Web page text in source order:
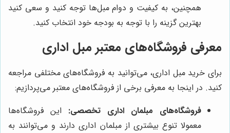
همچنین، به کیفیت و دوام مبل‌ها توجه کنید و سعی کنید
بهترین گزینه را با توجه به بودجه خود انتخاب کنید.
معرفی فروشگاه‌های معتبر مبل اداری
برای خرید مبل اداری، می‌توانید به فروشگاه‌های مختلفی مراجعه
کنید. در اینجا به معرفی برخی از فروشگاه‌های معتبر می‌پردازیم:
فروشگاه‌های مبلمان اداری تخصصی: این فروشگاه‌ها
معمولا تنوع بیشتری از مبلمان اداری دارند و می‌توانند به